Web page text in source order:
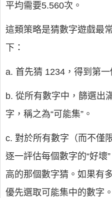
平均需要5.560次。
這類策略是猜數字遊戲最
下：
a. 首先猜 1234，得到第一
b. 從所有數字中，篩選出
字，稱之為“可能集”。
c. 對於所有數字（而不僅
逐一評估每個數字的“好壞
高的那個數字猜。如果有
優先選取可能集中的數字。